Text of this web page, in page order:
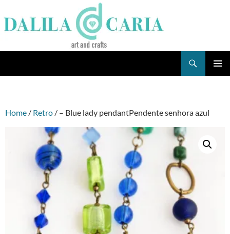
to
content
Home / Retro / – Blue lady pendantPendente senhora azul